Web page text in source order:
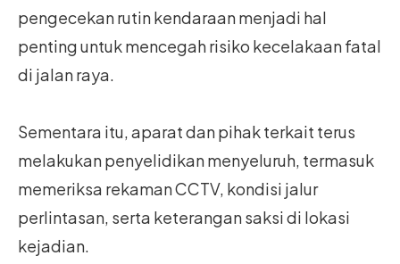
pengecekan rutin kendaraan menjadi hal
penting untuk mencegah risiko kecelakaan fatal
di jalan raya.
Sementara itu, aparat dan pihak terkait terus
melakukan penyelidikan menyeluruh, termasuk
memeriksa rekaman CCTV, kondisi jalur
perlintasan, serta keterangan saksi di lokasi
kejadian.